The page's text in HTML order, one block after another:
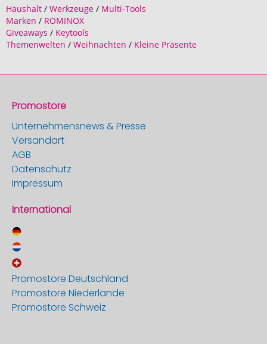
Haushalt / Werkzeuge / Multi-Tools
Marken / ROMINOX
Giveaways / Keytools
Themenwelten / Weihnachten / Kleine Präsente
Promostore
Unternehmensnews & Presse
Versandart
AGB
Datenschutz
Impressum
International
Promostore Deutschland
Promostore Niederlande
Promostore Schweiz